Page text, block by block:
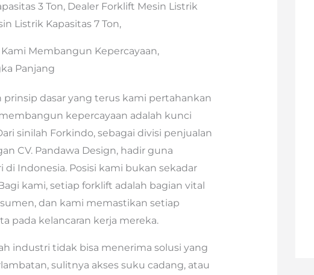
3 Ton, Dealer Forklift Mesin Listrik
Listrik Kapasitas 7 Ton,
Membangun Kepercayaan,
Panjang
dasar yang terus kami pertahankan
kepercayaan adalah kunci
sinilah Forkindo, sebagai divisi penjualan
CV. Pandawa Design, hadir guna
Indonesia. Posisi kami bukan sekadar
kami, setiap forklift adalah bagian vital
dan kami memastikan setiap
pada kelancaran kerja mereka.
industri tidak bisa menerima solusi yang
sulitnya akses suku cadang, atau